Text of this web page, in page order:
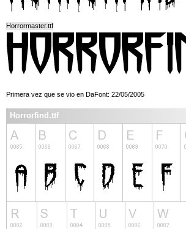
Horrormaster.ttf
Primera vez que se vio en DaFont: 22/05/2005
Horrorfind.ttf